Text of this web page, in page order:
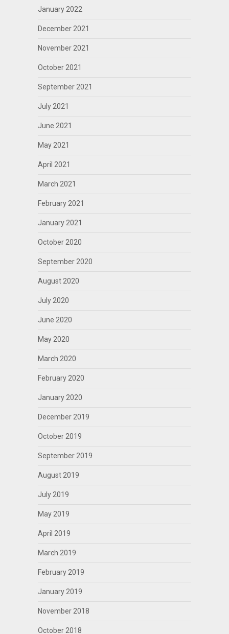
January 2022
December 2021
November 2021
October 2021
September 2021
July 2021
June 2021
May 2021
April 2021
March 2021
February 2021
January 2021
October 2020
September 2020
August 2020
July 2020
June 2020
May 2020
March 2020
February 2020
January 2020
December 2019
October 2019
September 2019
August 2019
July 2019
May 2019
April 2019
March 2019
February 2019
January 2019
November 2018
October 2018